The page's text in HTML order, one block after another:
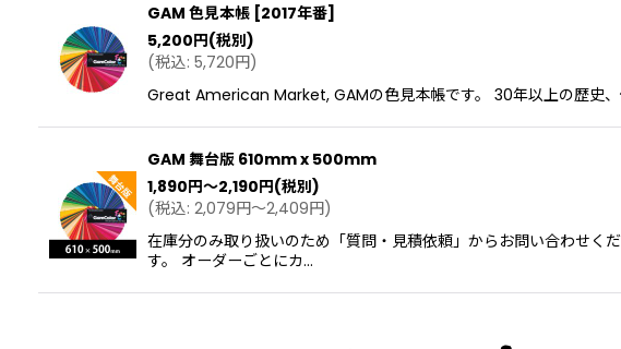
並び順:
GAM 色見本帳 [2017年番]
5,200円(税別)
(税込: 5,720円)
Great American Market, GAMの色見本帳です。 30年以上の歴史、
GAM 舞台版 610mm x 500mm
1,890円～2,190円(税別)
(税込: 2,079円～2,409円)
在庫分のみ取り扱いのため「質問・見積依頼」からお問い合わせく
す。 オーダーごとにカ…